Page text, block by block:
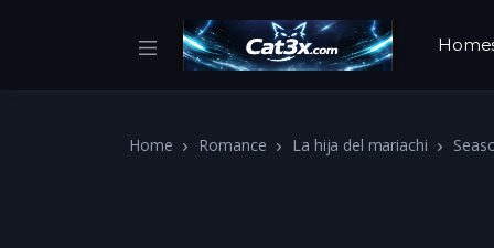
Home Romance La hija del mariachi